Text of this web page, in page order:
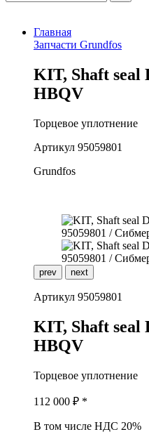
Главная
Запчасти Grundfos
KIT, Shaft seal
HBQV
Торцевое уплотнение
Артикул 95059801
Grundfos
prev next
Артикул 95059801
KIT, Shaft seal
HBQV
Торцевое уплотнение
112 000 ₽ *
В том числе НДС 20%